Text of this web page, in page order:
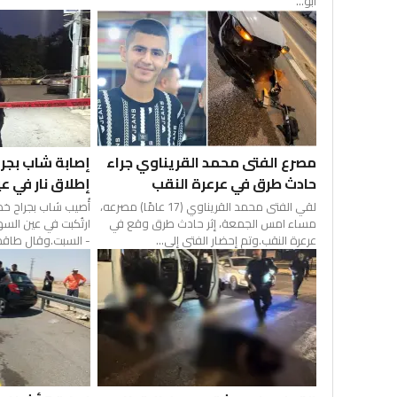
مصرع الفتى محمد القريناوي جراء
حادث طرق في عرعرة النقب
لقي الفتى محمد القريناوي (17 عامًا) مصرعه،
مساء امس الجمعة، إثر حادث طرق وقع في
عرعرة النقب.وتم إحضار الفتى إلى...
إصابة شاب
إطلاق نار في
أُصيب شاب بجراح
ارتُكبت في عين
- السبت.وقال